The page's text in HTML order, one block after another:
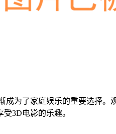
为了家庭娱乐的重要选择
3D电影的乐趣。